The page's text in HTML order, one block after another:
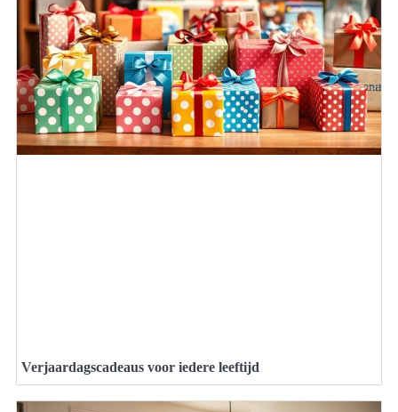
Verjaardagscadeaus voor iedere leeftijd